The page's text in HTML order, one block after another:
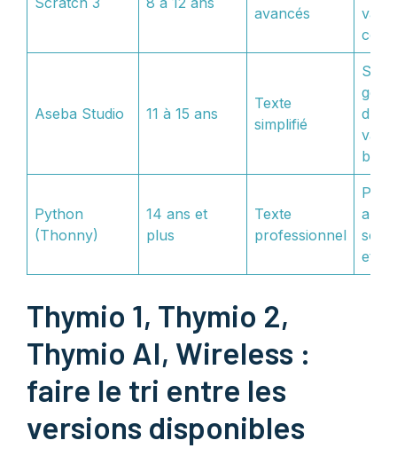
avancés
Aseba Studio 11 à 15 ans
Texte
simplifié
Python
(Thonny)
14 ans et
plus
Texte
professionnel
aux
et
Thymio 1, Thymio 2,
Thymio AI, Wireless :
faire le tri entre les
versions disponibles